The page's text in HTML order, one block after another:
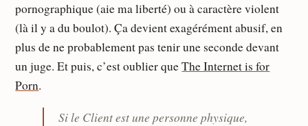
pornographique (aie ma liberté) ou à caractère violent
(là il y a du boulot). Ça devient exagérément abusif, en
plus de ne probablement pas tenir une seconde devant
un juge. Et puis, c’est oublier queThe Internet is for
Porn.
Si le Client est une personne physique,